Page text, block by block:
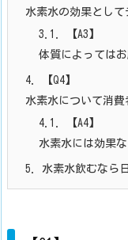
水素水の効果として
3.1.
【A3】
体質によっては
4.
【Q4】
水素水について消
4.1.
【A4】
水素水には効果
5. 水素水飲むなら